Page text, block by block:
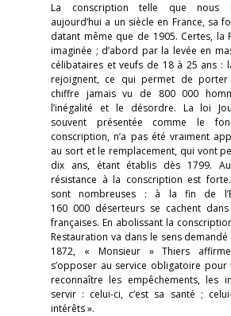
La conscription telle que nous
aujourd’hui a un siècle en France, sa
datant même que de 1905. Certes, la
imaginée ; d’abord par la levée en
célibataires et veufs de 18 à 25 ans :
rejoignent, ce qui permet de porter
chiffre jamais vu de 800 000
l’inégalité et le désordre. La loi
souvent présentée comme le
conscription, n’a pas été vraiment
au sort et le remplacement, qui vont
dix ans, étant établis dès 1799.
résistance à la conscription est
sont nombreuses : à la fin de
160 000 déserteurs se cachent
françaises. En abolissant la
Restauration va dans le sens demandé
1872, « Monsieur » Thiers
s’opposer au service obligatoire pour
reconnaître les empêchements, les
servir : celui-ci, c’est sa santé ;
intérêts ».